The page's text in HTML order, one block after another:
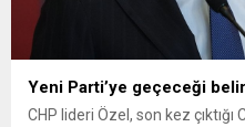
Yeni Parti’ye geçeceği
CHP lideri Özel, son kez çıktığı